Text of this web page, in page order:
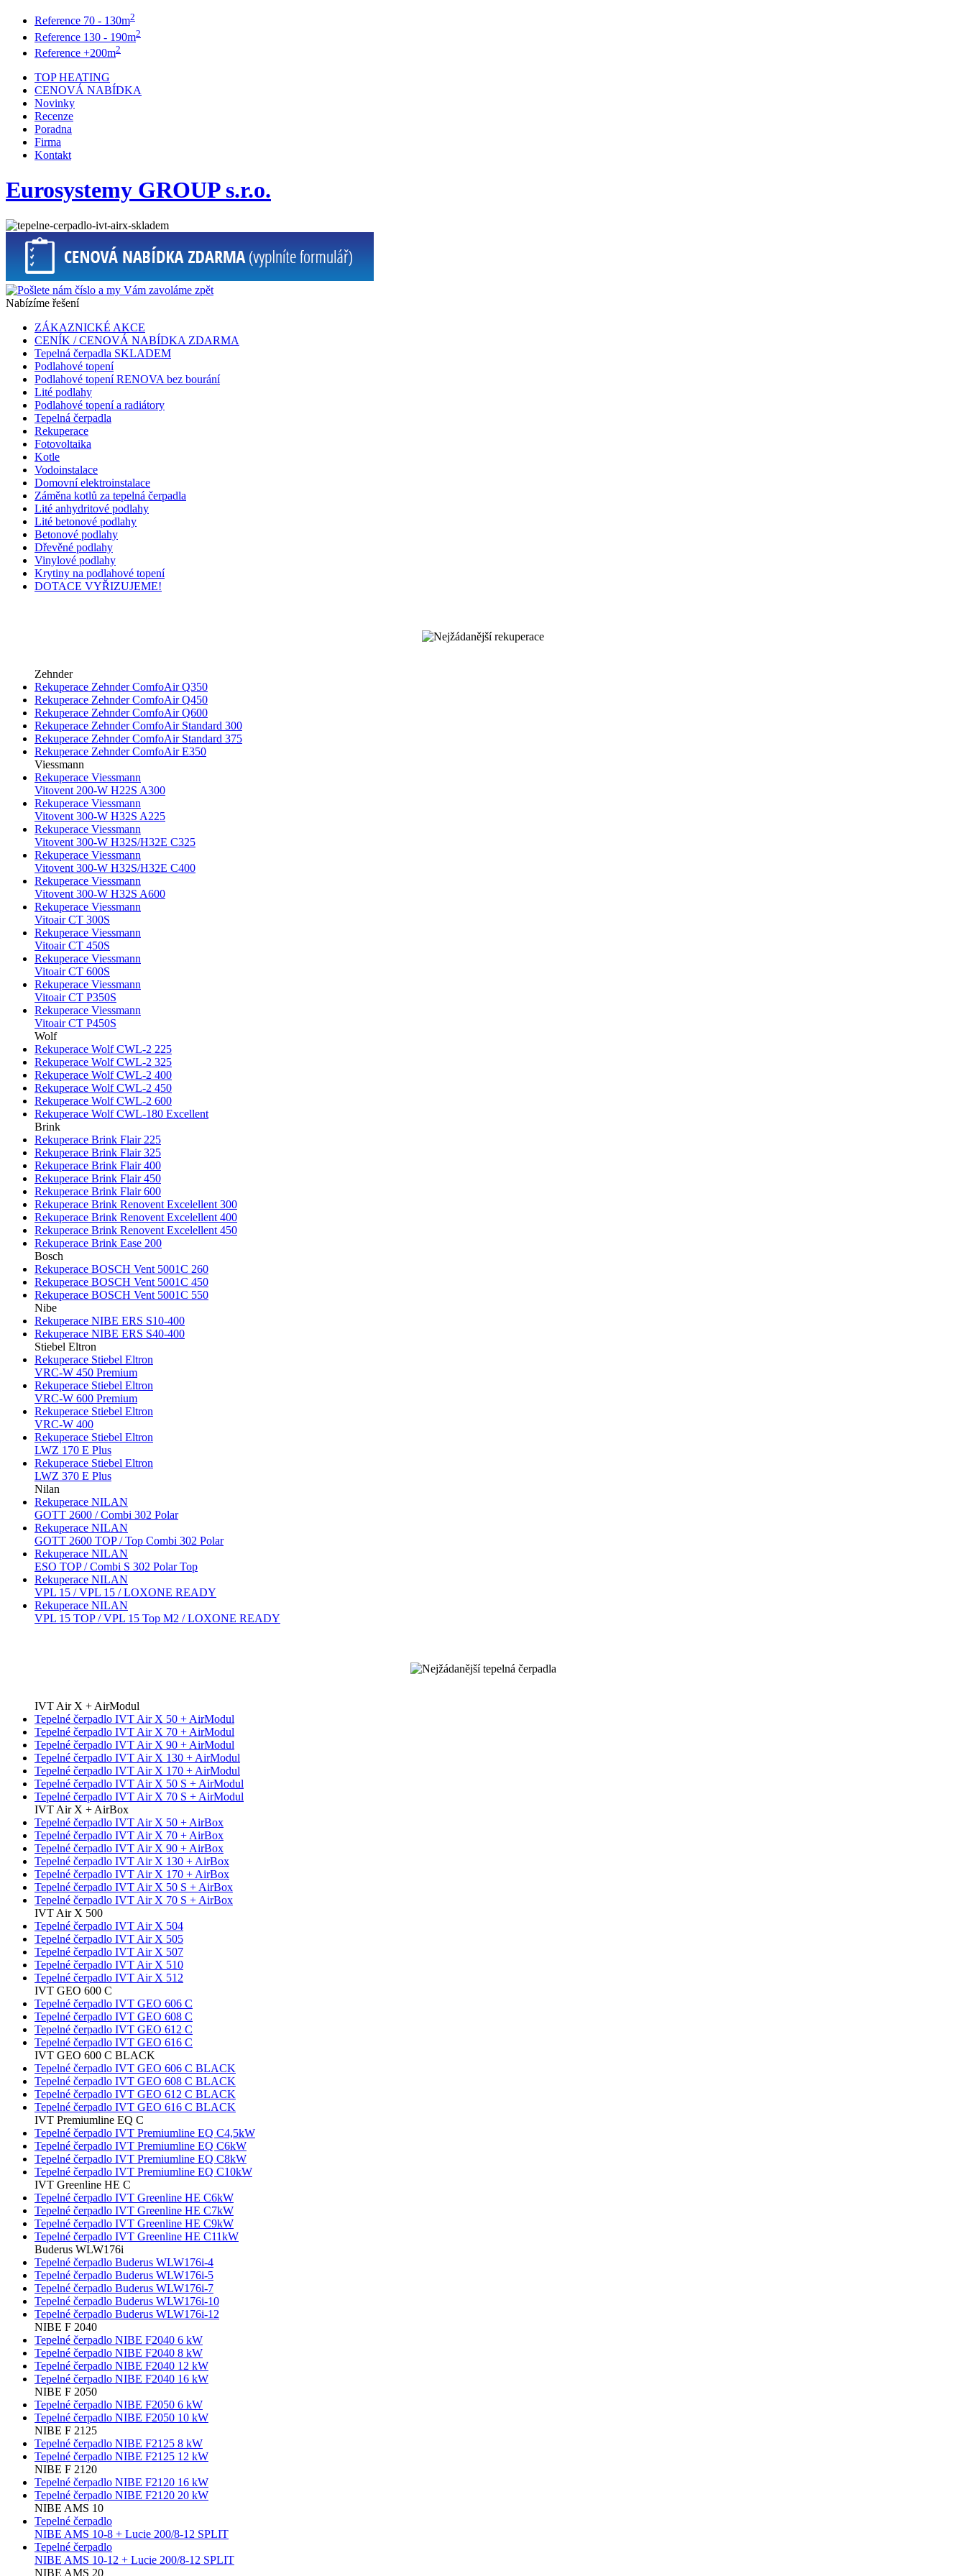
Reference 70 - 130m2
Reference 130 - 190m2
Reference +200m2
TOP HEATING
CENOVÁ NABÍDKA
Novinky
Recenze
Poradna
Firma
Kontakt
Eurosystemy GROUP s.r.o.
Nabízíme řešení
ZÁKAZNICKÉ AKCE
CENÍK / CENOVÁ NABÍDKA ZDARMA
Tepelná čerpadla SKLADEM
Podlahové topení
Podlahové topení RENOVA bez bourání
Lité podlahy
Podlahové topení a radiátory
Tepelná čerpadla
Rekuperace
Fotovoltaika
Kotle
Vodoinstalace
Domovní elektroinstalace
Záměna kotlů za tepelná čerpadla
Lité anhydritové podlahy
Lité betonové podlahy
Betonové podlahy
Dřevěné podlahy
Vinylové podlahy
Krytiny na podlahové topení
DOTACE VYŘIZUJEME!
Zehnder
Rekuperace Zehnder ComfoAir Q350
Rekuperace Zehnder ComfoAir Q450
Rekuperace Zehnder ComfoAir Q600
Rekuperace Zehnder ComfoAir Standard 300
Rekuperace Zehnder ComfoAir Standard 375
Rekuperace Zehnder ComfoAir E350
Viessmann
Rekuperace Viessmann
Vitovent 200-W H22S A300
Rekuperace Viessmann
Vitovent 300-W H32S A225
Rekuperace Viessmann
Vitovent 300-W H32S/H32E C325
Rekuperace Viessmann
Vitovent 300-W H32S/H32E C400
Rekuperace Viessmann
Vitovent 300-W H32S A600
Rekuperace Viessmann
Vitoair CT 300S
Rekuperace Viessmann
Vitoair CT 450S
Rekuperace Viessmann
Vitoair CT 600S
Rekuperace Viessmann
Vitoair CT P350S
Rekuperace Viessmann
Vitoair CT P450S
Wolf
Rekuperace Wolf CWL-2 225
Rekuperace Wolf CWL-2 325
Rekuperace Wolf CWL-2 400
Rekuperace Wolf CWL-2 450
Rekuperace Wolf CWL-2 600
Rekuperace Wolf CWL-180 Excellent
Brink
Rekuperace Brink Flair 225
Rekuperace Brink Flair 325
Rekuperace Brink Flair 400
Rekuperace Brink Flair 450
Rekuperace Brink Flair 600
Rekuperace Brink Renovent Excelellent 300
Rekuperace Brink Renovent Excelellent 400
Rekuperace Brink Renovent Excelellent 450
Rekuperace Brink Ease 200
Bosch
Rekuperace BOSCH Vent 5001C 260
Rekuperace BOSCH Vent 5001C 450
Rekuperace BOSCH Vent 5001C 550
Nibe
Rekuperace NIBE ERS S10-400
Rekuperace NIBE ERS S40-400
Stiebel Eltron
Rekuperace Stiebel Eltron
VRC-W 450 Premium
Rekuperace Stiebel Eltron
VRC-W 600 Premium
Rekuperace Stiebel Eltron
VRC-W 400
Rekuperace Stiebel Eltron
LWZ 170 E Plus
Rekuperace Stiebel Eltron
LWZ 370 E Plus
Nilan
Rekuperace NILAN
GOTT 2600 / Combi 302 Polar
Rekuperace NILAN
GOTT 2600 TOP / Top Combi 302 Polar
Rekuperace NILAN
ESO TOP / Combi S 302 Polar Top
Rekuperace NILAN
VPL 15 / VPL 15 / LOXONE READY
Rekuperace NILAN
VPL 15 TOP / VPL 15 Top M2 / LOXONE READY
IVT Air X + AirModul
Tepelné čerpadlo IVT Air X 50 + AirModul
Tepelné čerpadlo IVT Air X 70 + AirModul
Tepelné čerpadlo IVT Air X 90 + AirModul
Tepelné čerpadlo IVT Air X 130 + AirModul
Tepelné čerpadlo IVT Air X 170 + AirModul
Tepelné čerpadlo IVT Air X 50 S + AirModul
Tepelné čerpadlo IVT Air X 70 S + AirModul
IVT Air X + AirBox
Tepelné čerpadlo IVT Air X 50 + AirBox
Tepelné čerpadlo IVT Air X 70 + AirBox
Tepelné čerpadlo IVT Air X 90 + AirBox
Tepelné čerpadlo IVT Air X 130 + AirBox
Tepelné čerpadlo IVT Air X 170 + AirBox
Tepelné čerpadlo IVT Air X 50 S + AirBox
Tepelné čerpadlo IVT Air X 70 S + AirBox
IVT Air X 500
Tepelné čerpadlo IVT Air X 504
Tepelné čerpadlo IVT Air X 505
Tepelné čerpadlo IVT Air X 507
Tepelné čerpadlo IVT Air X 510
Tepelné čerpadlo IVT Air X 512
IVT GEO 600 C
Tepelné čerpadlo IVT GEO 606 C
Tepelné čerpadlo IVT GEO 608 C
Tepelné čerpadlo IVT GEO 612 C
Tepelné čerpadlo IVT GEO 616 C
IVT GEO 600 C BLACK
Tepelné čerpadlo IVT GEO 606 C BLACK
Tepelné čerpadlo IVT GEO 608 C BLACK
Tepelné čerpadlo IVT GEO 612 C BLACK
Tepelné čerpadlo IVT GEO 616 C BLACK
IVT Premiumline EQ C
Tepelné čerpadlo IVT Premiumline EQ C4,5kW
Tepelné čerpadlo IVT Premiumline EQ C6kW
Tepelné čerpadlo IVT Premiumline EQ C8kW
Tepelné čerpadlo IVT Premiumline EQ C10kW
IVT Greenline HE C
Tepelné čerpadlo IVT Greenline HE C6kW
Tepelné čerpadlo IVT Greenline HE C7kW
Tepelné čerpadlo IVT Greenline HE C9kW
Tepelné čerpadlo IVT Greenline HE C11kW
Buderus WLW176i
Tepelné čerpadlo Buderus WLW176i-4
Tepelné čerpadlo Buderus WLW176i-5
Tepelné čerpadlo Buderus WLW176i-7
Tepelné čerpadlo Buderus WLW176i-10
Tepelné čerpadlo Buderus WLW176i-12
NIBE F 2040
Tepelné čerpadlo NIBE F2040 6 kW
Tepelné čerpadlo NIBE F2040 8 kW
Tepelné čerpadlo NIBE F2040 12 kW
Tepelné čerpadlo NIBE F2040 16 kW
NIBE F 2050
Tepelné čerpadlo NIBE F2050 6 kW
Tepelné čerpadlo NIBE F2050 10 kW
NIBE F 2125
Tepelné čerpadlo NIBE F2125 8 kW
Tepelné čerpadlo NIBE F2125 12 kW
NIBE F 2120
Tepelné čerpadlo NIBE F2120 16 kW
Tepelné čerpadlo NIBE F2120 20 kW
NIBE AMS 10
Tepelné čerpadlo
NIBE AMS 10-8 + Lucie 200/8-12 SPLIT
Tepelné čerpadlo
NIBE AMS 10-12 + Lucie 200/8-12 SPLIT
NIBE AMS 20